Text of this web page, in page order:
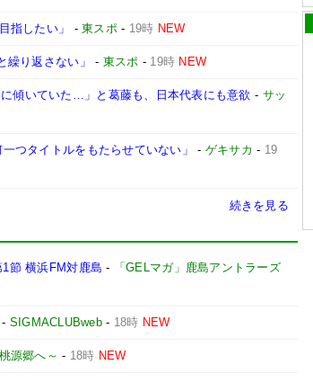
指したい」 -東スポ- 19時 NEW
り返さない」 - 東スポ - 19時 NEW
傾いていた…」と葛藤も、日本代表にも意欲 - サッ
つタイトルをもたらせていない」 - ゲキサカ - 19
続きを見る
節 横浜FM対鹿島 -
「GELマガ」鹿島アントラーズ
- SIGMACLUBweb- 18時 NEW
源郷へ～ - 18時 NEW